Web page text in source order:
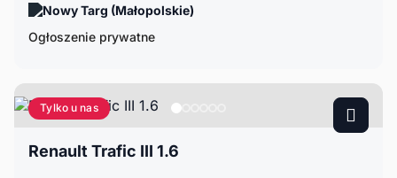
Nowy Targ (Małopolskie)
Ogłoszenie prywatne
Tylko u nas
Renault Trafic III 1.6